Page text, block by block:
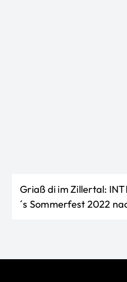
Griaß di im Zillertal:
´s Sommerfest 2022